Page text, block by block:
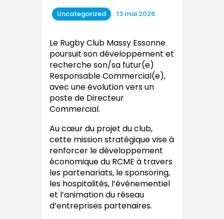
Uncategorized 13 mai 2026
Le Rugby Club Massy Essonne
poursuit son développement et
recherche son/sa futur(e)
Responsable Commercial(e),
avec une évolution vers un
poste de Directeur
Commercial.
Au cœur du projet du club,
cette mission stratégique vise à
renforcer le développement
économique du RCME à travers
les partenariats, le sponsoring,
les hospitalités, l’événementiel
et l’animation du réseau
d’entreprises partenaires.